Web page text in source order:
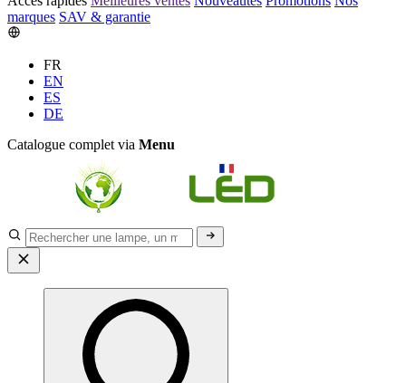
marques SAV & garantie
FR
EN
ES
DE
Catalogue complet via Menu